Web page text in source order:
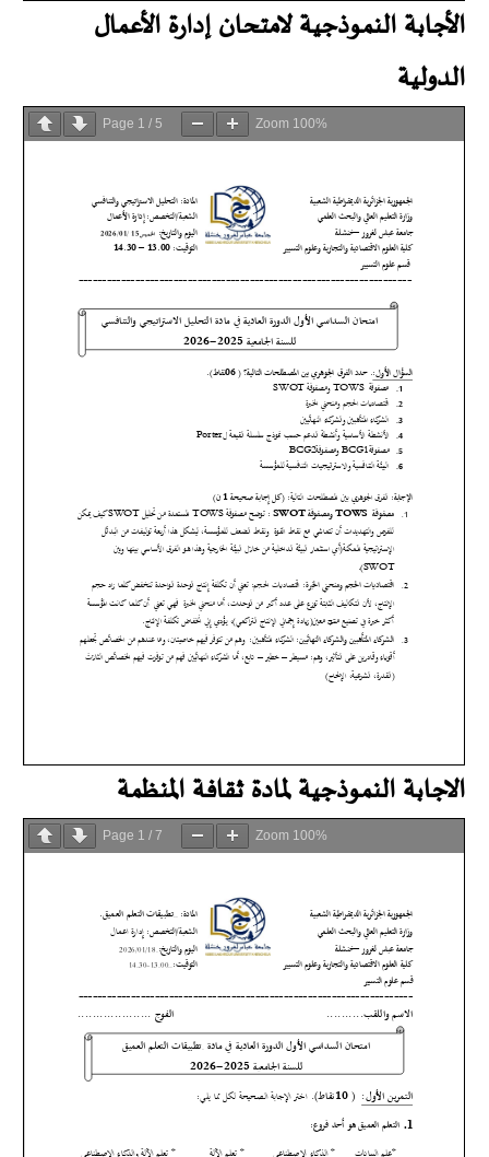
الأجابة النموذجية لامتحان إدارة الأعمال
الدولية
Page 1 / 5 Zoom 100%
الاجابة النموذجية لمادة ثقافة المنظمة
Page 1 / 7 Zoom 100%